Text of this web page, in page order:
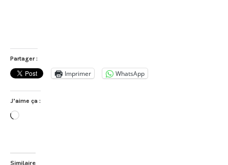
Partager :
Imprimer WhatsApp
J’aime ça :
Chargement…
Similaire